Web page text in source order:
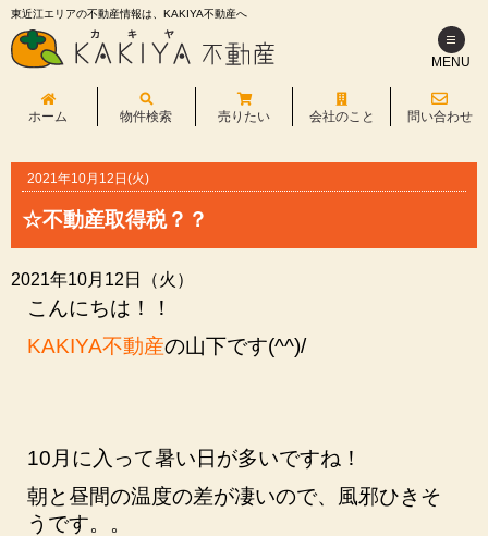
東近江エリアの不動産情報は、KAKIYA不動産へ
MENU
ホーム 物件検索 売りたい 会社のこと 問い合わせ
2021年10月12日(火)
☆不動産取得税？？
2021年10月12日（火）
こんにちは！！
KAKIYA不動産の山下です(^^)/
10月に入って暑い日が多いですね！
朝と昼間の温度の差が凄いので、風邪ひきそ
うです。。